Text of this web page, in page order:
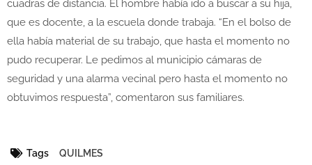
cuadras de distancia. El hombre había ido a buscar a su hija,
que es docente, a la escuela donde trabaja. “En el bolso de
ella había material de su trabajo, que hasta el momento no
pudo recuperar. Le pedimos al municipio cámaras de
seguridad y una alarma vecinal pero hasta el momento no
obtuvimos respuesta”, comentaron sus familiares.
Tags QUILMES